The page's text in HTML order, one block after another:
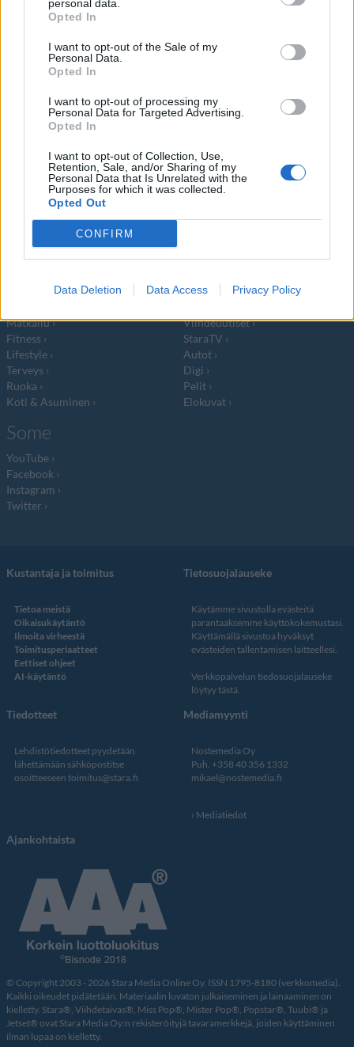
personal data.
Opted In
I want to opt-out of the Sale of my
Personal Data.
Opted In
I want to opt-out of processing my
Personal Data for Targeted Advertising.
Opted In
I want to opt-out of Collection, Use,
Retention, Sale, and/or Sharing of my
Personal Data that Is Unrelated with the
Purposes for which it was collected.
Opted Out
CONFIRM
Data Deletion Data Access Privacy Policy
amerikkalaiset räppärit Yo Gotti ja Young
Dolph
Tietoa meistä
Tietosuojalauseke
Lähetä uutisvinkki
RSS-ohje
Yhteistyössä
Kesä!
Tyyliniekka
Lifestyle
Matkailu
Fitness
Lifestyle
Terveys
Ruoka
Koti & Asuminen
Viihde
Viihdeuutiset
StaraTV
Autot
Digi
Pelit
Elokuvat
Some
YouTube
Facebook
Instagram
Twitter
Kustantaja ja toimitus
Tietoa meistä
Oikaisukäytäntö
Ilmoita virheestä
Toimitusperiaatteet
Eettiset ohjeet
AI-käytäntö
Tietosuojalauseke
Käytämme sivustolla evästeitä
parantaaksemme käyttökokemustasi.
Käyttämällä sivustoa hyväksyt
evästeiden tallentamisen laitteellesi.
Verkkopalvelun tiedosuojalauseke
löytyy tästä.
Tiedotteet
Lehdistötiedotteet pyydetään
lähettämään sähköpostitse
osoitteeseen toimitus@stara.fi
Mediamyynti
Nostemedia Oy
Puh. +358 40 356 1332
mikael@nostemedia.fi
Mediatiedot
Ajankohtaista
© Copyright 2003 - 2026 Stara Media Online Oy. ISSN 1795-8180 (verkkomedia).
Kaikki oikeudet pidätetään. Materiaalin luvaton julkaiseminen ja lainaaminen on
kielletty. Stara®, Viihdetaivas®, Miss Pop®, Mister Pop®, Popstar®, Tuubi® ja
Jetset® ovat Stara Media Oy:n rekisteröityjä tavaramerkkejä, joiden käyttäminen
ilman lupaa on kielletty.